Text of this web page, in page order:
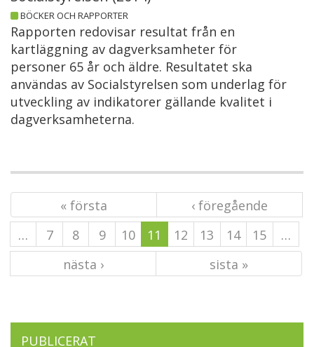
BÖCKER OCH RAPPORTER
Rapporten redovisar resultat från en
kartläggning av dagverksamheter för
personer 65 år och äldre. Resultatet ska
användas av Socialstyrelsen som underlag för
utveckling av indikatorer gällande kvalitet i
dagverksamheterna.
« första
‹ föregående
…
7 8 9 10 11 12 13 14 15
…
nästa ›
sista »
PUBLICERAT